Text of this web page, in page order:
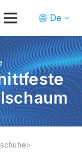
De
Tr
En
>